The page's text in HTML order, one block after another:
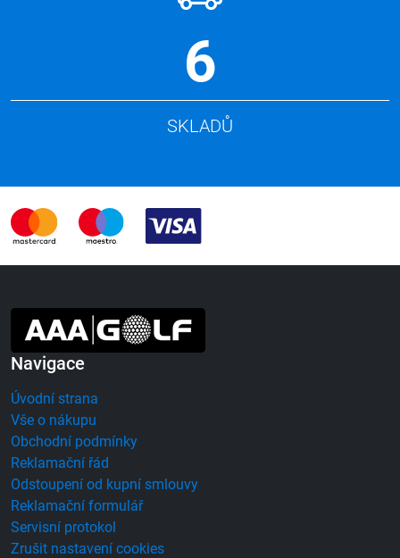
6
SKLADŮ
Navigace
Úvodní strana
Vše o nákupu
Obchodní podmínky
Reklamační řád
Odstoupení od kupní smlouvy
Reklamační formulář
Servisní protokol
Zrušit nastavení cookies